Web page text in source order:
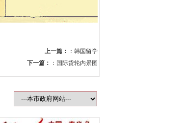
上一篇： ： 韩国留学
下一篇： ： 国际货轮内景图